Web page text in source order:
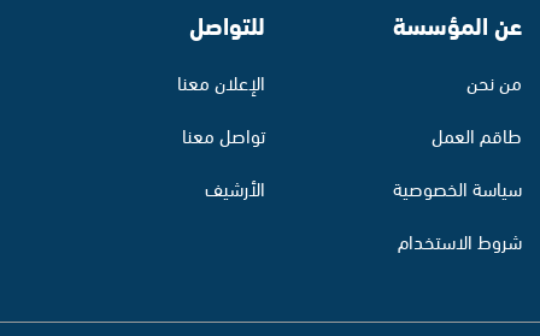
عن المؤسسة
من نحن
طاقم العمل
سياسة الخصوصية
شروط الاستخدام
للتواصل
الإعلان معنا
تواصل معنا
الأرشيف